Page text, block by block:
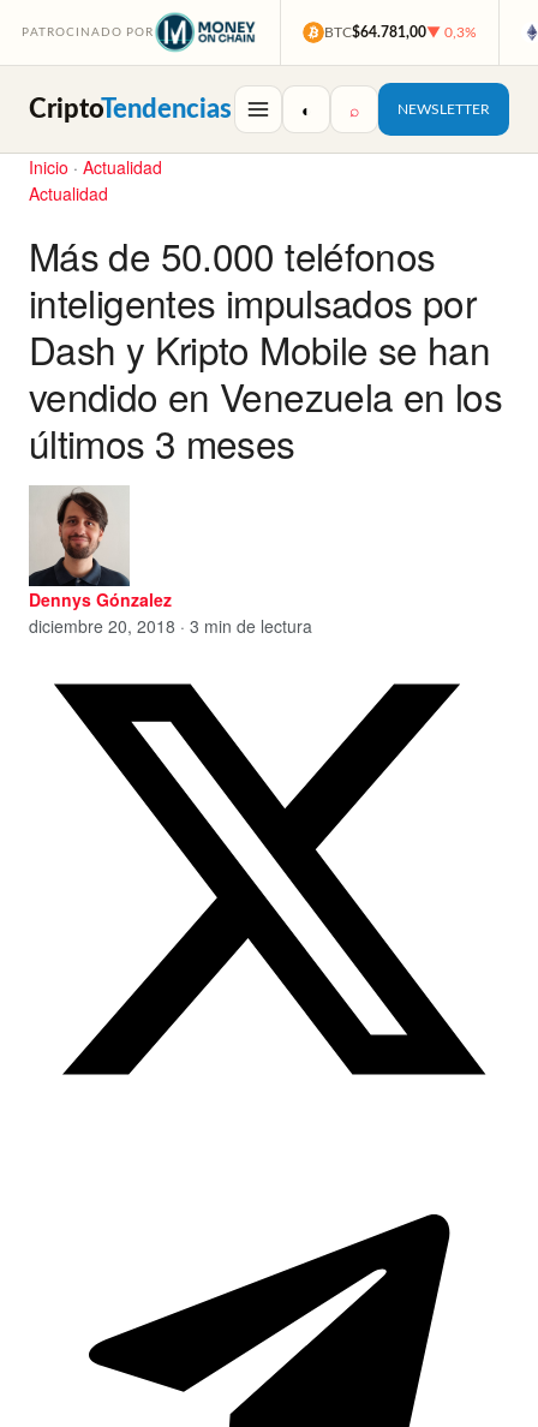
PATROCINADO POR BTC$64.781,00▼ 0,3%
CriptoTendencias ◐ ⌕ NEWSLETTER
Inicio · Actualidad
Actualidad
Más de 50.000 teléfonos
inteligentes impulsados por
Dash y Kripto Mobile se han
vendido en Venezuela en los
últimos 3 meses
Dennys Gónzalez
diciembre 20, 2018 · 3 min de lectura